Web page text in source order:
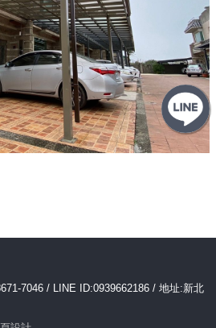
7046 / LINE ID:0939662186 / 地址:新北